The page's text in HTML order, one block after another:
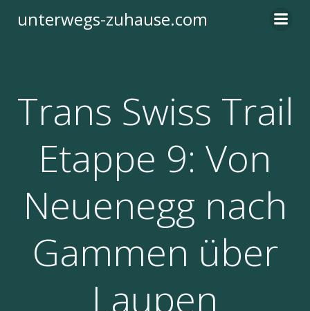
Inhalt
unterwegs-zuhause.com
Trans Swiss Trail
Etappe 9: Von
Neuenegg nach
Gammen über
Laupen